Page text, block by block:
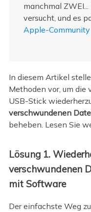
manchmal
versucht, und es
Apple-Community
In diesem Artikel
Methoden vor, um die
USB-Stick
verschwundenen
beheben. Lesen Sie
Lösung 1.
verschwundenen
mit Software
Der einfachste Weg